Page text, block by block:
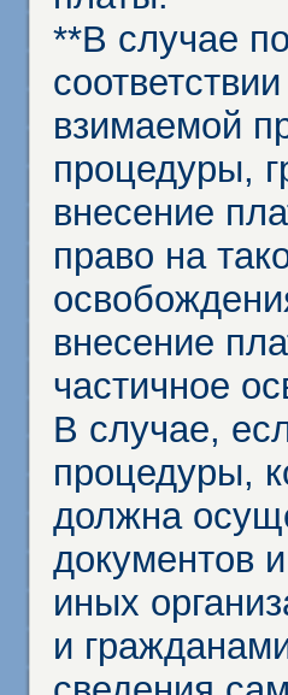
**В случае
взимаемой
процедуры,
внесение
право на
внесение
частичное
В случае,
процедуры,
должна
документов
иных
и